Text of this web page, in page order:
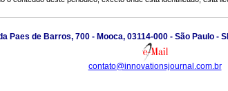
Paes de Barros, 700 - Mooca, 03114-000 - São Paulo -
contato@innovationsjournal.com.br